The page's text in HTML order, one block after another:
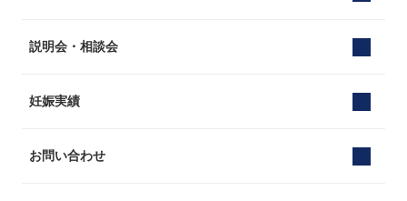
説明会・相談会
妊娠実績
お問い合わせ